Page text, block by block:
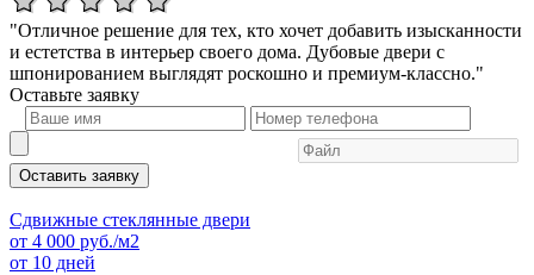
"Отличное решение для тех, кто хочет добавить изысканности
и естетства в интерьер своего дома. Дубовые двери с
шпонированием выглядят роскошно и премиум-классно."
Оставьте заявку
Оставить заявку
Сдвижные стеклянные двери
от 4 000 руб./м2
от 10 дней